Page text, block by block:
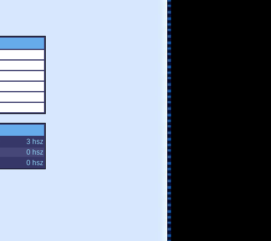
3 hsz
0 hsz
0 hsz